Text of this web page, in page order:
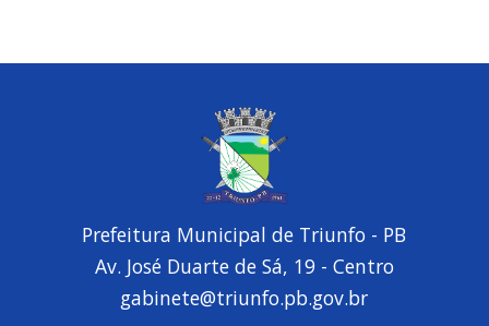
Prefeitura Municipal de Triunfo - PB
Av. José Duarte de Sá, 19 - Centro
gabinete@triunfo.pb.gov.br